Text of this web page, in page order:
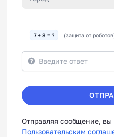
7 + 8 = ? (защита от роботов)
Отправляя сообщение, вы
Пользовательским